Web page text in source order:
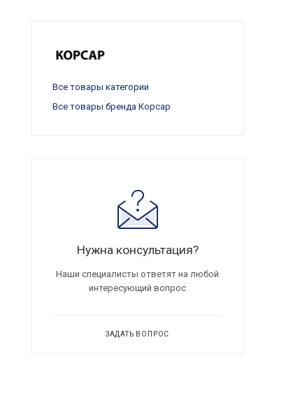
Все товары категории
Все товары бренда Корсар
Нужна консультация?
Наши специалисты ответят на любой
интересующий вопрос
ЗАДАТЬ ВОПРОС